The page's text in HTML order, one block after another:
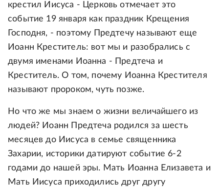
крестил Иисуса - Церковь отмечает это
событие 19 января как праздник Крещения
Господня, - поэтому Предтечу называют еще
Иоанн Креститель: вот мы и разобрались с
двумя именами Иоанна - Предтеча и
Креститель. О том, почему Иоанна Крестителя
называют пророком, чуть позже.
Но что же мы знаем о жизни величайшего из
людей? Иоанн Предтеча родился за шесть
месяцев до Иисуса в семье священника
Захарии, историки датируют событие 6-2
годами до нашей эры. Мать Иоанна Елизавета и
Мать Иисуса приходились друг другу